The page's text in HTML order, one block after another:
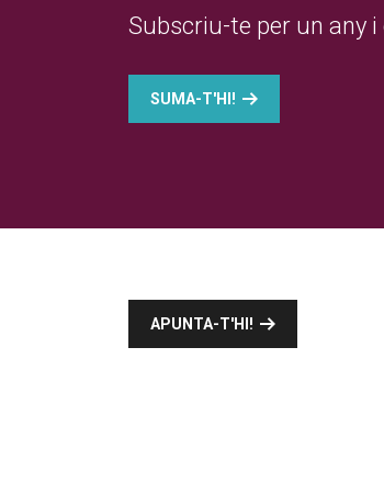
Subscriu-te per un any
SUMA-T'HI!
APUNTA-T'HI!